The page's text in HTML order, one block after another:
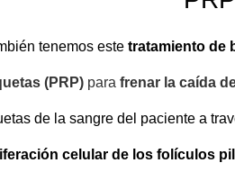
tenemos este tratamiento de
(PRP)para frenar la caída
de la sangre del paciente a
celular de los folículos